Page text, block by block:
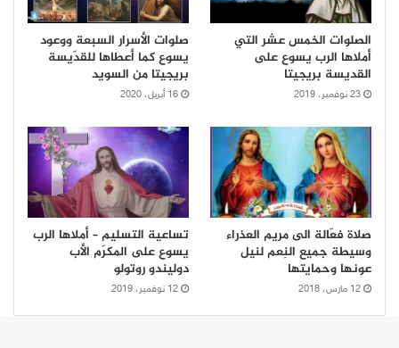
الصلوات الخمس عشر التي
أملاها الرب يسوع على
القديسة بريجيتا
23 نوفمبر، 2019
صلوات الأسرار السبعة ووعود
يسوع كما أعطاها للقدّيسة
بريجيتا من السويد
16 أبريل، 2020
صلاة فعّالة الى مريم العذراء
وسيطة جميع النِعم لنيل
عونها وحمايتها
12 مارس، 2018
تساعية التسليم – أملاها الرب
يسوع على المكرّم الأب
دوليندو روتولو
12 نوفمبر، 2019